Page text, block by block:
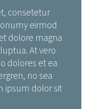
consetetur
eirmod
dolore magna
At vero
dolores et ea
no sea
ipsum dolor sit